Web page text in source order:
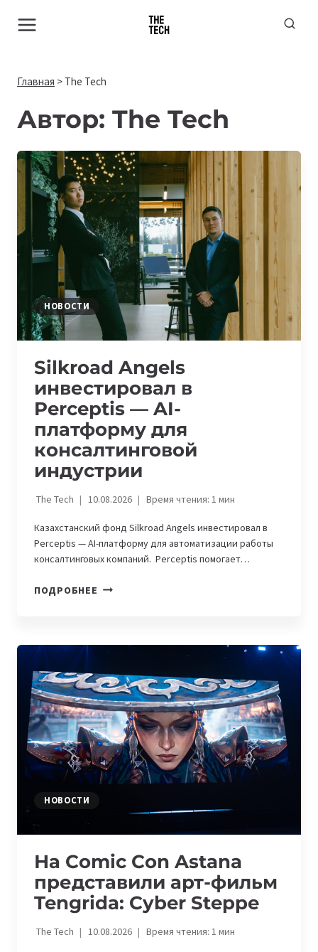
Главная > The Tech
Автор: The Tech
НОВОСТИ
Silkroad Angels
инвестировал в
Perceptis — AI-
платформу для
консалтинговой
индустрии
The Tech 10.08.2026 Время чтения: 1мин
Казахстанский фонд Silkroad Angels инвестировал в
Perceptis — AI-платформу для автоматизации работы
консалтинговых компаний. Perceptis помогает…
ПОДРОБНЕЕ SILKROAD
AI-
ПЛАТФОРМУ
ДЛЯ
КОНСАЛТИНГОВОЙ
ИНДУСТРИИ
НОВОСТИ
На Comic Con Astana
представили арт-фильм
Tengrida: Cyber Steppe
The Tech 10.08.2026 Время чтения: 1мин